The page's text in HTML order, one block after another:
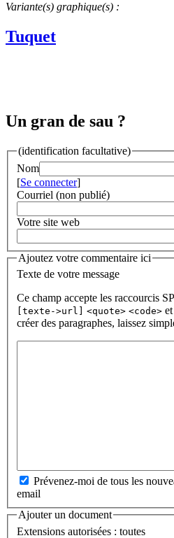
Variante(s) graphique(s) :
Tuquet
Un gran de sau ?
(identification facultative)
Nom
[Se connecter]
Courriel (non publié)
Votre site web
Ajoutez votre commentaire ici
Texte de votre message
Ce champ accepte les raccourcis
[texte->url]
<quote> <code>
créer des paragraphes, laissez
Prévenez-moi de tous les
email
Ajouter un document
Extensions autorisées : toutes